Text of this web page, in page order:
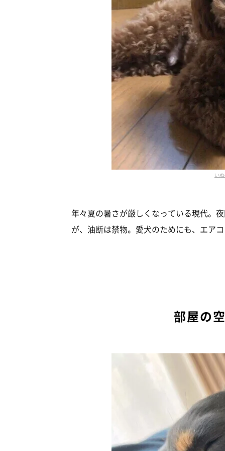
い
年々夏の暑さが厳しくなっている現代。
が、油断は禁物。愛犬のためにも、エア
部屋の